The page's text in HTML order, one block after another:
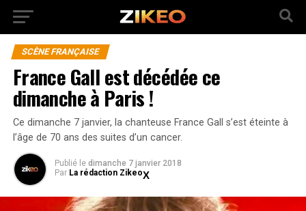
SCÈNE FRANÇAISE
France Gall est décédée ce
dimanche à Paris !
Ce dimanche 7 janvier, la chanteuse France Gall s’est éteinte à
l’âge de 70 ans des suites d’un cancer.
Publié le dimanche 7 janvier 2018
Par La rédaction Zikeo